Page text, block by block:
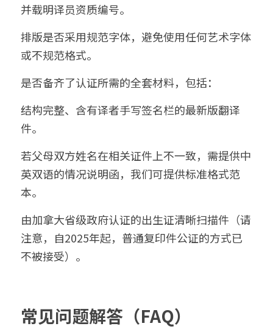
并载明译员资质编号。
排版是否采用规范字体，避免使用任何艺术字体
或不规范格式。
是否备齐了认证所需的全套材料，包括：
结构完整、含有译者手写签名栏的最新版翻译
件。
若父母双方姓名在相关证件上不一致，需提供中
英双语的情况说明函，我们可提供标准格式范
本。
由加拿大省级政府认证的出生证清晰扫描件（请
注意，自2025年起，普通复印件公证的方式已
不被接受）。
常见问题解答（FAQ）